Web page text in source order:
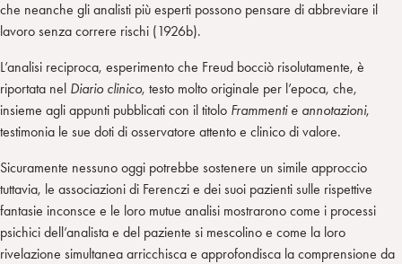
che neanche gli analisti più esperti possono pensare di abbreviare il
lavoro senza correre rischi (1926b).
L’analisi reciproca, esperimento che Freud bocciò risolutamente, è
riportata nel Diario clinico, testo molto originale per l’epoca, che,
insieme agli appunti pubblicati con il titolo Frammenti e annotazioni,
testimonia le sue doti di osservatore attento e clinico di valore.
Sicuramente nessuno oggi potrebbe sostenere un simile approccio
tuttavia, le associazioni di Ferenczi e dei suoi pazienti sulle rispettive
fantasie inconsce e le loro mutue analisi mostrarono come i processi
psichici dell’analista e del paziente si mescolino e come la loro
rivelazione simultanea arricchisca e approfondisca la comprensione da